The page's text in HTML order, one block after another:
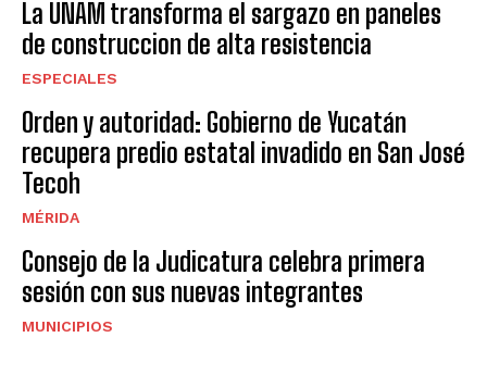
La UNAM transforma el sargazo en paneles
de construccion de alta resistencia
ESPECIALES
Orden y autoridad: Gobierno de Yucatán
recupera predio estatal invadido en San José
Tecoh
MÉRIDA
Consejo de la Judicatura celebra primera
sesión con sus nuevas integrantes
MUNICIPIOS